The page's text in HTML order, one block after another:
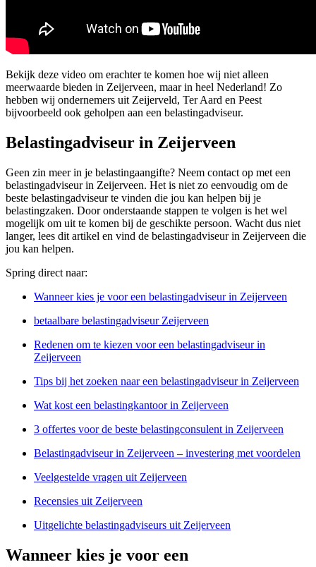
Bekijk deze video om erachter te komen hoe wij niet alleen
meerwaarde bieden in Zeijerveen, maar in heel Nederland! Zo
hebben wij ondernemers uit Zeijerveld, Ter Aard en Peest
bijvoorbeeld ook geholpen aan een belastingadviseur.
Belastingadviseur in Zeijerveen
Geen zin meer in je belastingaangifte? Neem contact op met een
belastingadviseur in Zeijerveen. Het is niet zo eenvoudig om de
beste belastingadviseur te vinden die jou kan helpen bij je
belastingzaken. Door onderstaande stappen te volgen is het wel
mogelijk om uit te komen bij de geschikte persoon. Wacht dus niet
langer, lees dit artikel en vind de belastingadviseur in Zeijerveen die
jou kan helpen.
Spring direct naar:
Wanneer kies je voor een belastingadviseur in Zeijerveen
betaalbare belastingadviseur Zeijerveen
Redenen om te kiezen voor een belastingadviseur in
Zeijerveen
Tips bij het zoeken naar een belastingadviseur in Zeijerveen
Wat kost een belastingkantoor in Zeijerveen
3 offertes voor de beste belastingconsulent in Zeijerveen
Belastingadviseur in Zeijerveen – investering met voordelen
Veelgestelde vragen uit Zeijerveen
Recensies uit Zeijerveen
Uitgelichte belastingadviseurs uit Zeijerveen
Wanneer kies je voor een